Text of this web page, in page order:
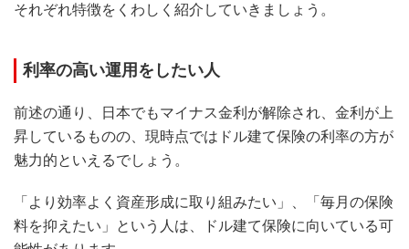
それぞれ特徴をくわしく紹介していきましょう。
利率の高い運用をしたい人
前述の通り、日本でもマイナス金利が解除され、金利が上
昇しているものの、現時点ではドル建て保険の利率の方が
魅力的といえるでしょう。
「より効率よく資産形成に取り組みたい」、「毎月の保険
料を抑えたい」という人は、ドル建て保険に向いている可